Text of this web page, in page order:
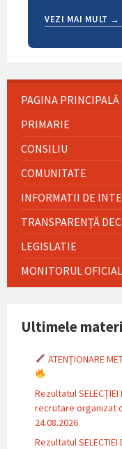
VEZI MAI MULT →
PAGINA PRINCIPALĂ
PRIMARIE
CONSILIU
COMUNITATE
INFORMATII DE
TRANSPARENȚĂ
LEGISLATIE
MONITORUL
Ultimele
ATENȚIONARE
Rezultatul
recrutare organizat
24.08.2026
Rezultatul